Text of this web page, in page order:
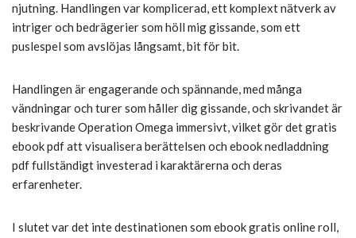
njutning. Handlingen var komplicerad, ett komplext nätverk av
intriger och bedrägerier som höll mig gissande, som ett
puslespel som avslöjas långsamt, bit för bit.
Handlingen är engagerande och spännande, med många
vändningar och turer som håller dig gissande, och skrivandet är
beskrivande Operation Omega immersivt, vilket gör det gratis
ebook pdf att visualisera berättelsen och ebook nedladdning
pdf fullständigt investerad i karaktärerna och deras
erfarenheter.
I slutet var det inte destinationen som ebook gratis online roll,